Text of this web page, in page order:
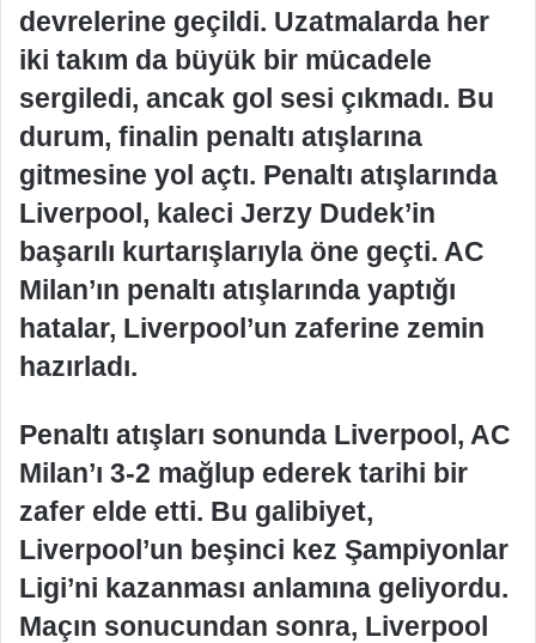
devrelerine geçildi. Uzatmalarda her
iki takım da büyük bir mücadele
sergiledi, ancak gol sesi çıkmadı. Bu
durum, finalin penaltı atışlarına
gitmesine yol açtı. Penaltı atışlarında
Liverpool, kaleci Jerzy Dudek’in
başarılı kurtarışlarıyla öne geçti. AC
Milan’ın penaltı atışlarında yaptığı
hatalar, Liverpool’un zaferine zemin
hazırladı.
Penaltı atışları sonunda Liverpool, AC
Milan’ı 3-2 mağlup ederek tarihi bir
zafer elde etti. Bu galibiyet,
Liverpool’un beşinci kez Şampiyonlar
Ligi’ni kazanması anlamına geliyordu.
Maçın sonucundan sonra, Liverpool